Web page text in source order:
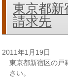
東京都
請求先
2011年1月19日
東京都新宿区の戸
さい。